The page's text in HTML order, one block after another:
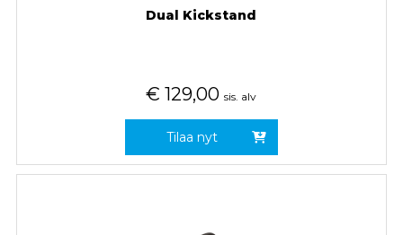
Dual Kickstand
€ 129,00 sis. alv
Tilaa nyt